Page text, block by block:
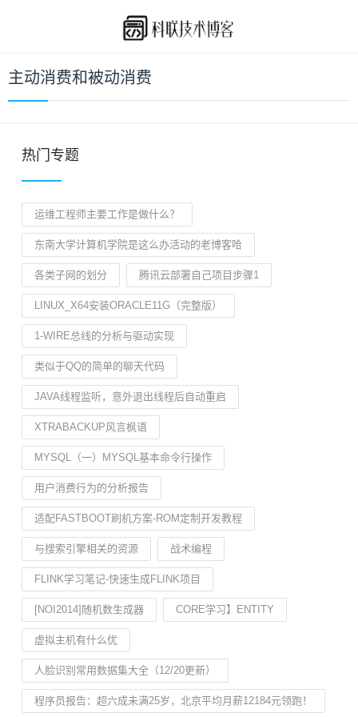
主动消费和被动消费
热门专题
运维工程师主要工作是做什么？
东南大学计算机学院是这么办活动的老博客哈
各类子网的划分 腾讯云部署自己项目步骤1
LINUX_X64安装ORACLE11G（完整版）
1-WIRE总线的分析与驱动实现
类似于QQ的简单的聊天代码
JAVA线程监听，意外退出线程后自动重启
XTRABACKUP风言枫语
MYSQL（一）MYSQL基本命令行操作
用户消费行为的分析报告
适配FASTBOOT刷机方案-ROM定制开发教程
与搜索引擎相关的资源 战术编程
FLINK学习笔记-快速生成FLINK项目
[NOI2014]随机数生成器 CORE学习】ENTITY
虚拟主机有什么优
人脸识别常用数据集大全（12/20更新）
程序员报告：超六成未满25岁，北京平均月薪12184元领跑！